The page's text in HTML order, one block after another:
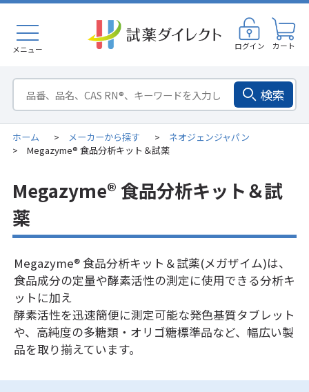
メニュー ログイン カート
検索
ホーム > メーカーから探す > ネオジェンジャパン
> Megazyme® 食品分析キット＆試薬
Megazyme® 食品分析キット＆試
薬
Megazyme® 食品分析キット＆試薬(メガザイム)は、
食品成分の定量や酵素活性の測定に使用できる分析キ
ットに加え
酵素活性を迅速簡便に測定可能な発色基質タブレット
や、高純度の多糖類・オリゴ糖標準品など、幅広い製
品を取り揃えています。